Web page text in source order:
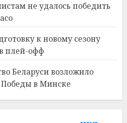
не удалось победить
к новому сезону
плей-офф
Беларуси возложило
в Минске